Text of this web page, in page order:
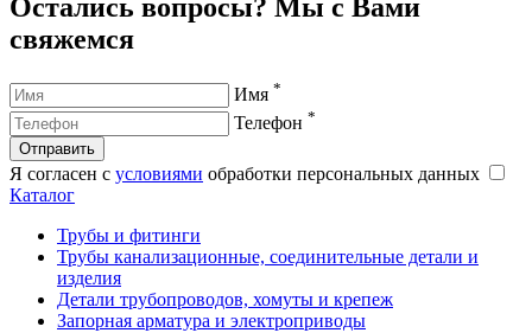
Остались вопросы? Мы с Вами
свяжемся
Имя *
Телефон *
Отправить
Я согласен с условиями обработки персональных данных
Каталог
Трубы и фитинги
Трубы канализационные, соединительные детали и
изделия
Детали трубопроводов, хомуты и крепеж
Запорная арматура и электроприводы